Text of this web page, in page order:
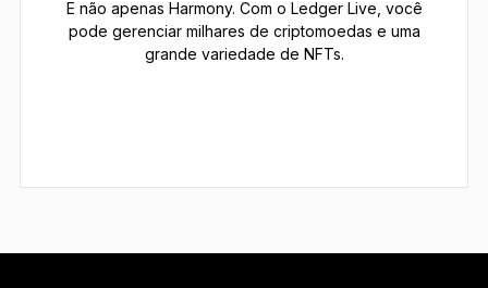
E não apenas Harmony. Com o Ledger Live, você
pode gerenciar milhares de criptomoedas e uma
grande variedade de NFTs.